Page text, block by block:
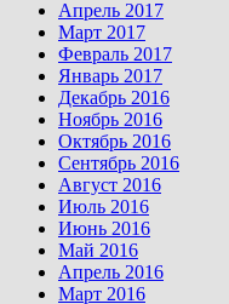
Апрель 2017
Март 2017
Февраль 2017
Январь 2017
Декабрь 2016
Ноябрь 2016
Октябрь 2016
Сентябрь 2016
Август 2016
Июль 2016
Июнь 2016
Май 2016
Апрель 2016
Март 2016